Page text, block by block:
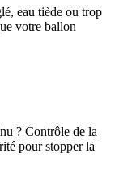
eau tiède ou trop
votre ballon
? Contrôle de la
pour stopper la